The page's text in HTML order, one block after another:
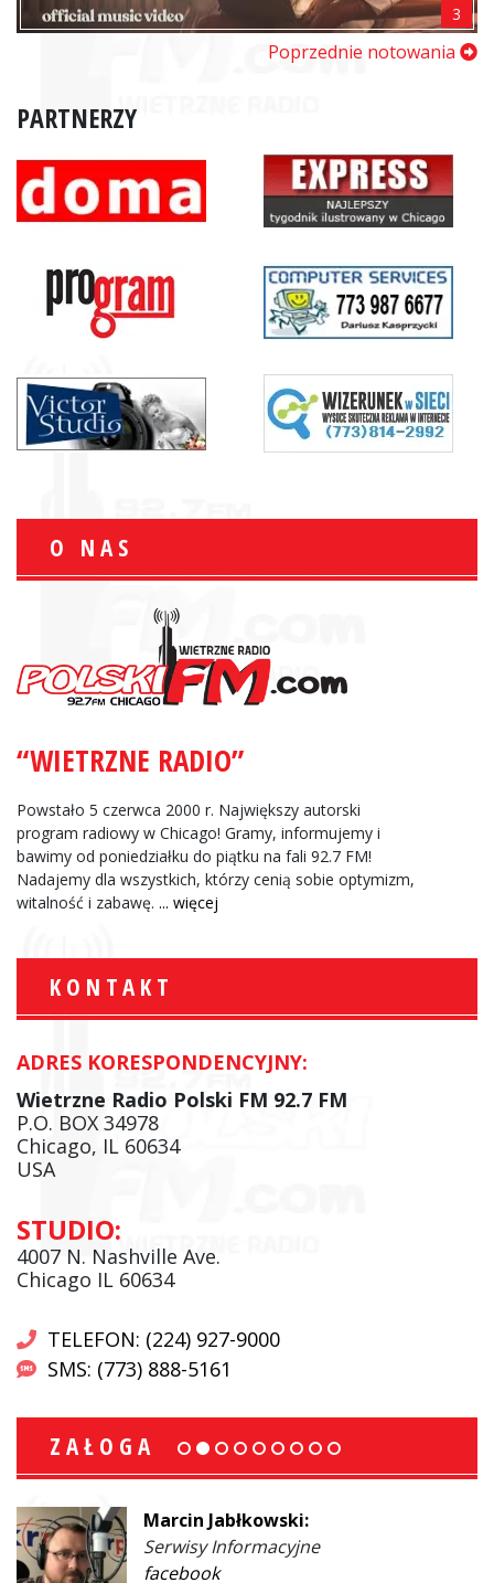
3
Poprzednie notowania
PARTNERZY
O NAS
“WIETRZNE RADIO”
Powstało 5 czerwca 2000 r. Największy autorski
program radiowy w Chicago! Gramy, informujemy i
bawimy od poniedziałku do piątku na fali 92.7 FM!
Nadajemy dla wszystkich, którzy cenią sobie optymizm,
witalność i zabawę. ... więcej
KONTAKT
ADRES KORESPONDENCYJNY:
Wietrzne Radio Polski FM 92.7 FM
P.O. BOX 34978
Chicago, IL 60634
USA
STUDIO:
4007 N. Nashville Ave.
Chicago IL 60634
TELEFON: (224) 927-9000
SMS: (773) 888-5161
ZAŁOGA
Marcin Jabłkowski:
Serwisy Informacyjne
facebook